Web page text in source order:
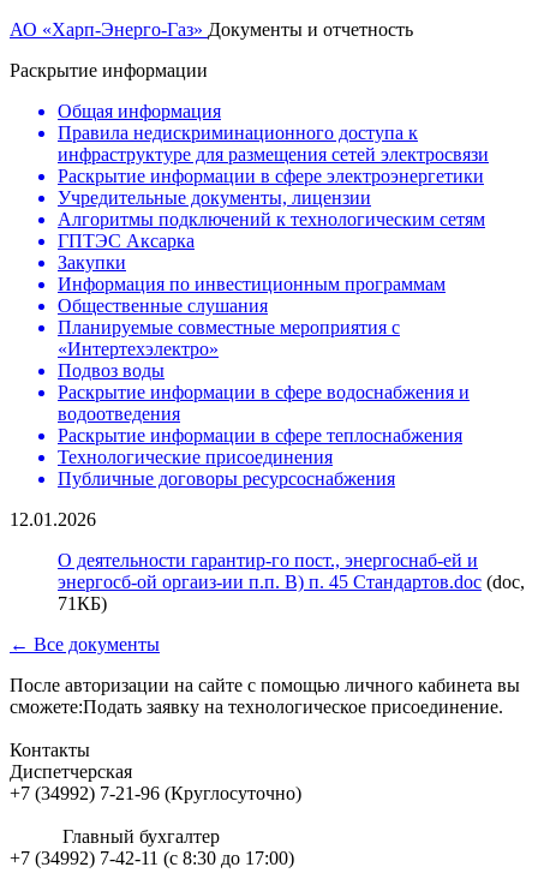
АО «Харп-Энерго-Газ» Документы и отчетность
Раскрытие информации
Общая информация
Правила недискриминационного доступа к
инфраструктуре для размещения сетей электросвязи
Раскрытие информации в сфере электроэнергетики
Учредительные документы, лицензии
Алгоритмы подключений к технологическим сетям
ГПТЭС Аксарка
Закупки
Информация по инвестиционным программам
Общественные слушания
Планируемые совместные мероприятия с
«Интертехэлектро»
Подвоз воды
Раскрытие информации в сфере водоснабжения и
водоотведения
Раскрытие информации в сфере теплоснабжения
Технологические присоединения
Публичные договоры ресурсоснабжения
12.01.2026
О деятельности гарантир-го пост., энергоснаб-ей и
энергосб-ой оргаиз-ии п.п. В) п. 45 Стандартов.doc (doc,
71КБ)
← Все документы
После авторизации на сайте с помощью личного кабинета вы
сможете:Подать заявку на технологическое присоединение.
Контакты
Диспетчерская
+7 (34992) 7-21-96 (Круглосуточно)
Главный бухгалтер
+7 (34992) 7-42-11 (с 8:30 до 17:00)